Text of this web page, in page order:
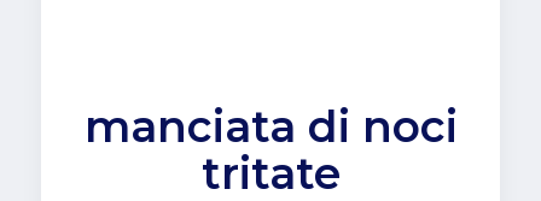
manciata di noci
tritate